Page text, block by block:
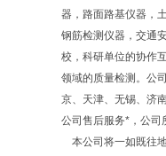
器，路面路基仪器，
钢筋检测仪器，交通
校，科研单位的协作
领域的质量检测。公
京、天津、无锡、济
公司售后服务*，公司
本公司将一如既往